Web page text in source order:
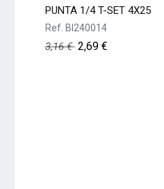
PUNTA 1/4 T-SET 4X25
Ref. BI240014
3,16€ 2,69€